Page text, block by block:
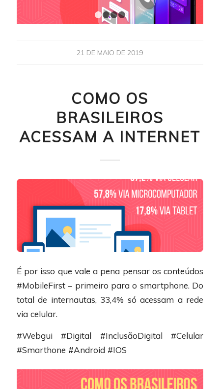
1 2 3 4
21 DE MAIO DE 2019
COMO OS
BRASILEIROS
ACESSAM A INTERNET
É por isso que vale a pena pensar os conteúdos
#MobileFirst – primeiro para o smartphone. Do
total de internautas, 33,4% só acessam a rede
via celular.
#Webgui #Digital #InclusãoDigital #Celular
#Smarthone #Android #IOS